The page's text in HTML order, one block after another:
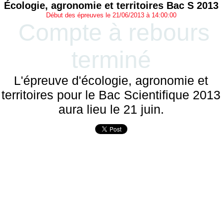
Écologie, agronomie et territoires Bac S 2013
Début des épreuves le 21/06/2013 à 14:00:00
Compte à rebours
terminé
L'épreuve d'écologie, agronomie et
territoires pour le Bac Scientifique 2013
aura lieu le 21 juin.